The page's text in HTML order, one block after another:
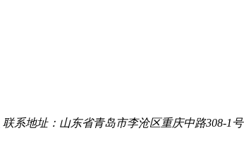
联系地址：山东省青岛市李沧区重庆中路308-1号